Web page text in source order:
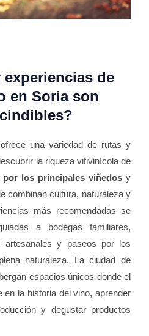
de
en Soria son
ofrece una variedad de rutas y
la riqueza vitivinícola de
por los principales viñedosy
combinan cultura, naturaleza y
más recomendadas se
a bodegas familiares,
y paseos por los
naturaleza. La ciudad de
espacios únicos donde el
en la historia del vino, aprender
y degustar productos